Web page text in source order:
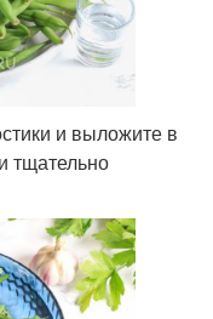
и выложите в
тщательно